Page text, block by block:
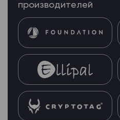
производителей